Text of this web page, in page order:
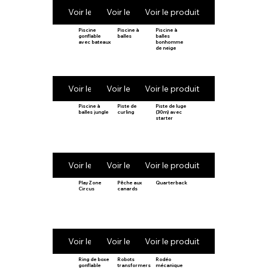
Voir le produitVoir le produitVoir le produit
Piscine
gonflable
avec bateaux
Voir le produit
Piscine à
balles
Voir le produit
Piscine à
balles
bonhomme
de neige
Voir le produit
Piscine à
balles jungle
Voir le produit
Piste de
curling
Voir le produit
Piste de luge
(30m) avec
starter
Voir le produit
PlayZone
Circus
Voir le produit
Pêche aux
canards
Voir le produit
Quarterback
Voir le produit
Ring de boxe
gonflable
Robots
transformers
Rodéo
mécanique